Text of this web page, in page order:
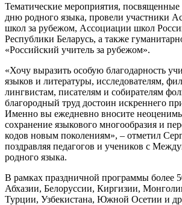
Тематические мероприятия,
дню родного языка, провели участники
школ за рубежом, Ассоциации школ
Республики Беларусь, а также
«Российский учитель за рубежом».
«Хочу выразить особую благодарность
языков и литературы, исследователям,
лингвистам, писателям и собирателям
благородный труд достоин искреннего
Именно вы ежедневно вносите
сохранение языкового многообразия и
кодов новым поколениям», – отметил
поздравляя педагогов и учеников с
родного языка.
В рамках праздничной программы более
Абхазии, Белоруссии, Киргизии,
Турции, Узбекистана, Южной Осетии и